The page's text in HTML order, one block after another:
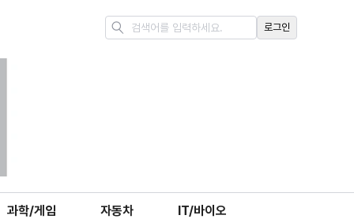
로그인
과학/게임 자동차 IT/바이오